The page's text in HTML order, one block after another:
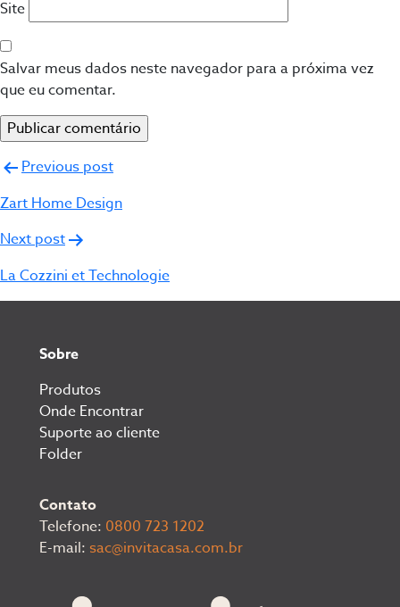
Site
Salvar meus dados neste navegador para a próxima vez
que eu comentar.
Navegação
de
Previous post
Zart Home Design
Next post
La Cozzini et Technologie
Sobre
Produtos
Onde Encontrar
Suporte ao cliente
Folder
Contato
Telefone: 0800 723 1202
E-mail: sac@invitacasa.com.br